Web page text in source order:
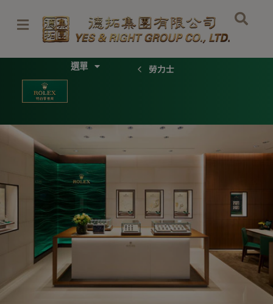
content
Menu 勞力士